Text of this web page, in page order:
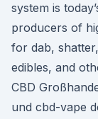
system is
producers of
for dab,
edibles, and
CBD
und cbd-vape